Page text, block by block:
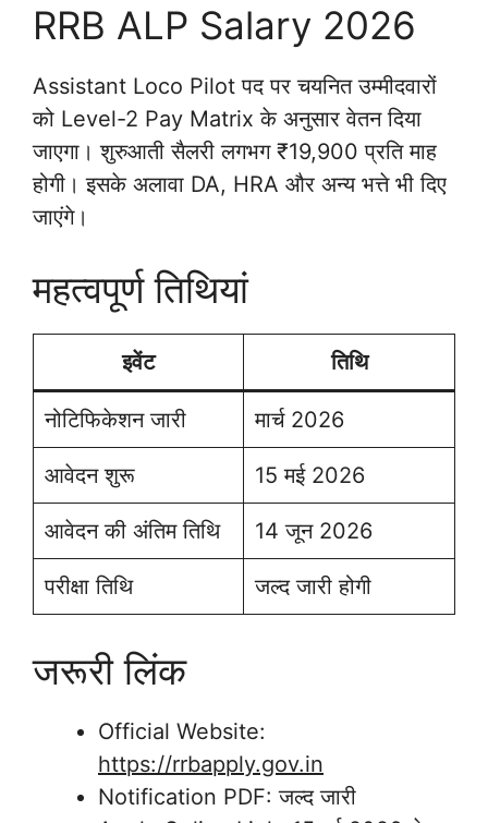
RRB ALP Salary 2026
Assistant Loco Pilot पद पर चयनित उम्मीदवारों
को Level-2 Pay Matrix के अनुसार वेतन दिया
जाएगा। शुरुआती सैलरी लगभग ₹19,900 प्रति माह
होगी। इसके अलावा DA, HRA और अन्य भत्ते भी दिए
जाएंगे।
महत्वपूर्ण तिथियां
इवेंट तिथि
नोटिफिकेशन जारी मार्च 2026
आवेदन शुरू 15 मई 2026
आवेदन की अंतिम तिथि 14 जून 2026
परीक्षा तिथि जल्द जारी होगी
जरूरी लिंक
Official Website:
https://rrbapply.gov.in
Notification PDF: जल्द जारी